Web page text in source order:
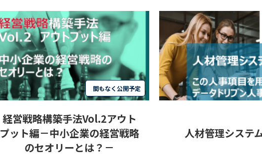
経営戦略構築手法Vol.2アウト
プット編－中小企業の経営戦略
のセオリーとは？－
間もなく公開予定
人材管理システ